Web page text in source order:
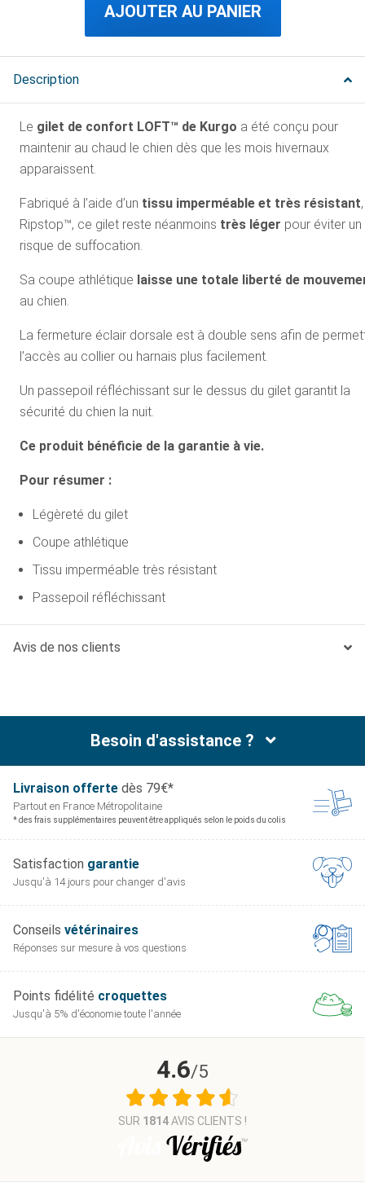
AJOUTER AU PANIER
Description
Le gilet de confort LOFT™ de Kurgo a été conçu pour
maintenir au chaud le chien dès que les mois hivernaux
apparaissent.
Fabriqué à l’aide d’un tissu imperméable et très résistant
Ripstop™, ce gilet reste néanmoins très léger pour éviter un
risque de suffocation.
Sa coupe athlétique laisse une totale liberté de
au chien.
La fermeture éclair dorsale est à double sens afin de
l’accès au collier ou harnais plus facilement.
Un passepoil réfléchissant sur le dessus du gilet garantit la
sécurité du chien la nuit.
Ce produit bénéficie de la garantie à vie.
Pour résumer :
Légèreté du gilet
Coupe athlétique
Tissu imperméable très résistant
Passepoil réfléchissant
cm
cm
48 cm
poitrail
(B)
51
cm
cm
99 cm
cm
du dos
(C)
25
cm
cm
57 cm 69
Pour prendre les mesures, se référer au schema en photo.
Avis de nos clients
Besoin d'assistance ?
Livraison offerte dès 79€*
Partout en France Métropolitaine
* des frais supplémentaires peuvent être appliqués selon le poids du colis
Satisfaction garantie
Jusqu'à 14 jours pour changer d'avis
Conseils vétérinaires
Réponses sur mesure à vos questions
Points fidélité croquettes
Jusqu'à 5% d'économie toute l'année
4.6/5
SUR 1814AVIS CLIENTS !